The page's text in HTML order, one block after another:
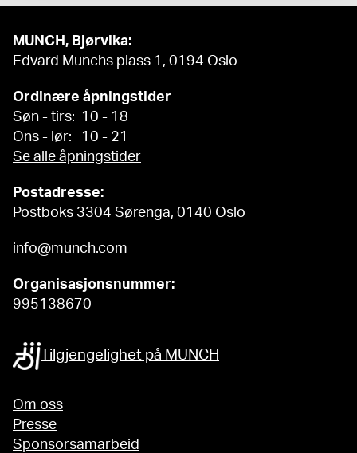
MUNCH, Bjørvika:
Edvard Munchs plass 1, 0194 Oslo
Ordinære åpningstider
Søn - tirs: 10 - 18
Ons - lør: 10 - 21
Se alle åpningstider
Postadresse:
Postboks 3304 Sørenga, 0140 Oslo
info@munch.com
Organisasjonsnummer:
995138670
Tilgjengelighet på MUNCH
Om oss
Presse
Sponsorsamarbeid